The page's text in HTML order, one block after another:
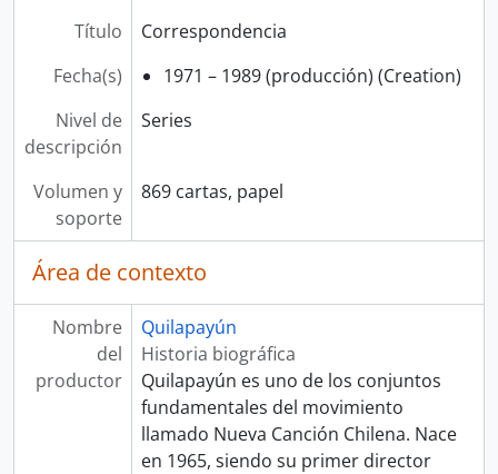
Título
Correspondencia
Fecha(s)
1971 – 1989 (producción) (Creation)
Nivel de
descripción
Series
Volumen y
soporte
869 cartas, papel
Área de contexto
Nombre
del
productor
Quilapayún
Historia biográfica
Quilapayún es uno de los conjuntos
fundamentales del movimiento
llamado Nueva Canción Chilena. Nace
en 1965, siendo su primer director